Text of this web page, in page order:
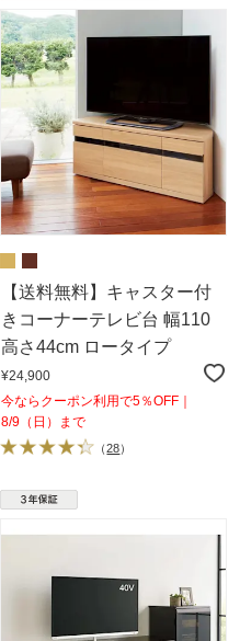
【送料無料】キャスター付
きコーナーテレビ台 幅110
高さ44cm ロータイプ
¥24,900
今ならクーポン利用で5％OFF｜
8/9（日）まで
（28）